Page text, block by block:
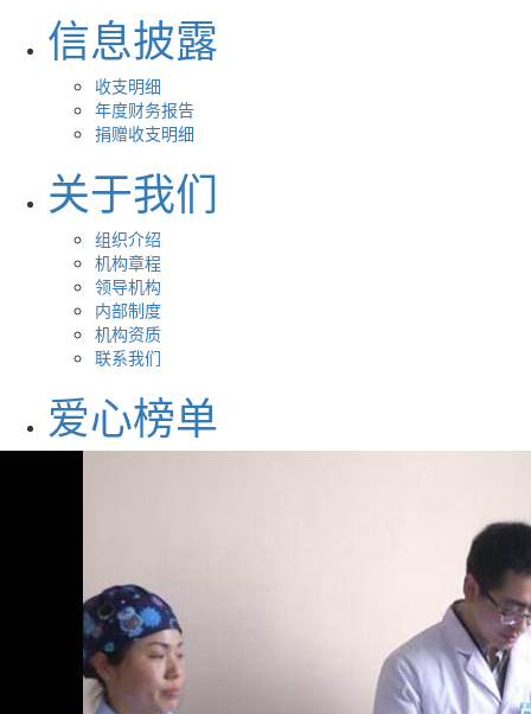
信息披露
收支明细
年度财务报告
捐赠收支明细
关于我们
组织介绍
机构章程
领导机构
内部制度
机构资质
联系我们
爱心榜单